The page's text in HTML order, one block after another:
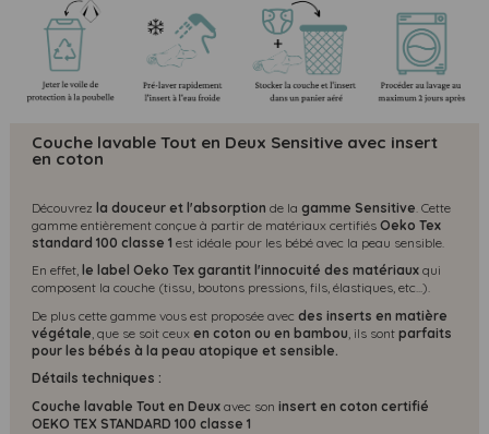
Couche lavable Tout en Deux Sensitive avec insert
en coton
Découvrez la douceur et l'absorption de la gamme Sensitive . Cette
gamme entièrement conçue à partir de matériaux certifiés Oeko Tex
standard 100 classe 1 est idéale pour les bébé avec la peau sensible.
En effet, le label Oeko Tex garantit l'innocuité des matériaux qui
composent la couche (tissu, boutons pressions, fils, élastiques, etc...).
De plus cette gamme vous est proposée avec des inserts en matière
végétale , que se soit ceux en coton ou en bambou , ils sont parfaits
pour les bébés à la peau atopique et sensible.
Détails techniques :
Couche lavable Tout en Deux avec son insert en coton certifié
OEKO TEX STANDARD 100 classe 1